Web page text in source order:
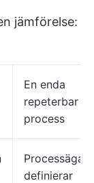
jämförelse:
En enda
repeterbar
process
definierar